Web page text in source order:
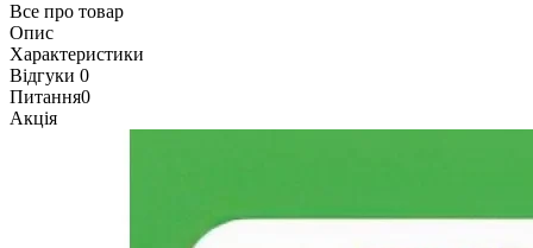
Все про товар
Опис
Характеристики
Відгуки 0
Питання0
Акція